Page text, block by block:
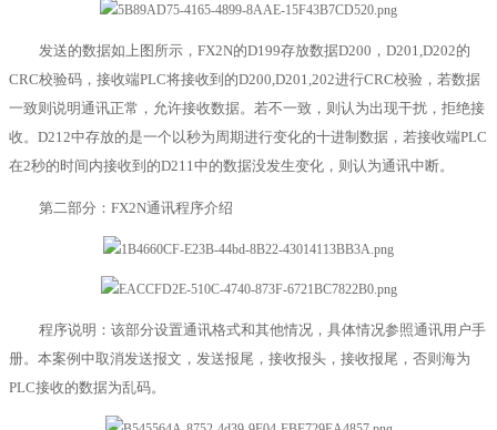
发送的数据如上图所示，FX2N的D199存放数据D200，D201,D202的
CRC校验码，接收端PLC将接收到的D200,D201,202进行CRC校验，若数据
一致则说明通讯正常，允许接收数据。若不一致，则认为出现干扰，拒绝接
收。D212中存放的是一个以秒为周期进行变化的十进制数据，若接收端PLC
在2秒的时间内接收到的D211中的数据没发生变化，则认为通讯中断。
第二部分：FX2N通讯程序介绍
程序说明：该部分设置通讯格式和其他情况，具体情况参照通讯用户手
册。本案例中取消发送报文，发送报尾，接收报头，接收报尾，否则海为
PLC接收的数据为乱码。